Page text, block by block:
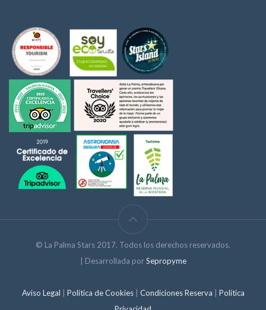
© La Palma Stars 2017. Todos los derechos reservados.
| Desarrollada porSepropyme
Aviso Legal Política de Cookies| Condiciones Reserva
Política